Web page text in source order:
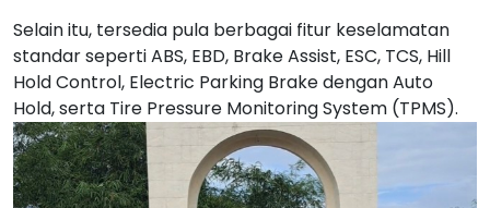
Selain itu, tersedia pula berbagai fitur keselamatan
standar seperti ABS, EBD, Brake Assist, ESC, TCS, Hill
Hold Control, Electric Parking Brake dengan Auto
Hold, serta Tire Pressure Monitoring System (TPMS).